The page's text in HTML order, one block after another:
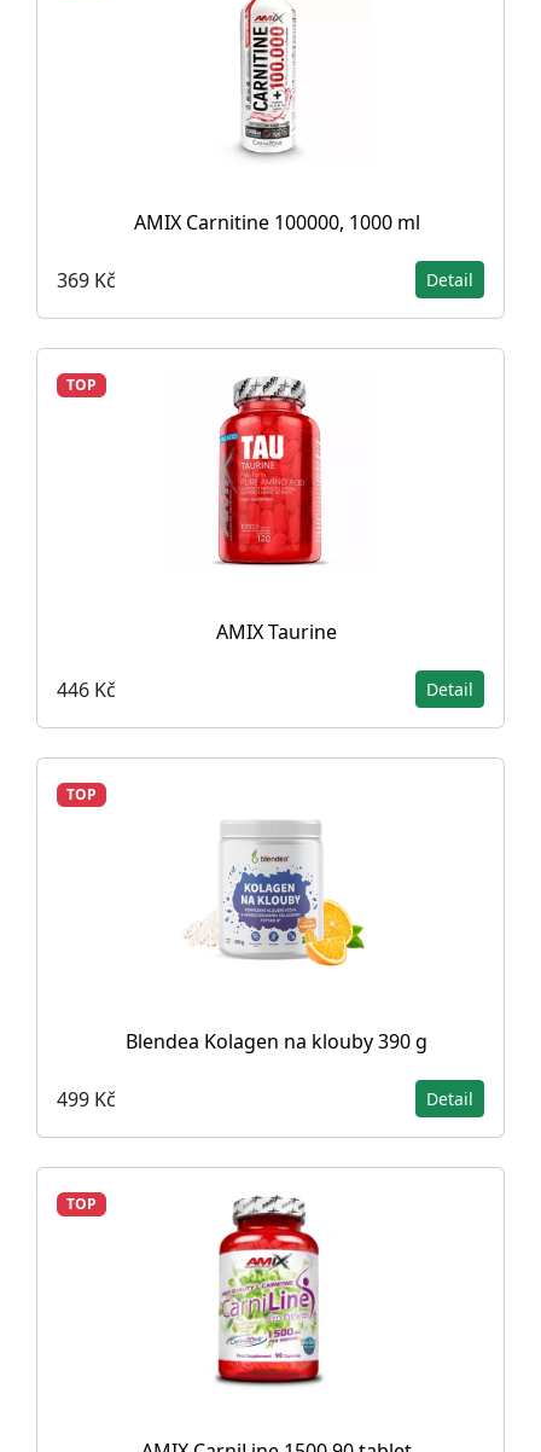
AMIX Carnitine 100000, 1000 ml
369 Kč Detail
TOP
AMIX Taurine
446 Kč Detail
TOP
Blendea Kolagen na klouby 390 g
499 Kč Detail
TOP